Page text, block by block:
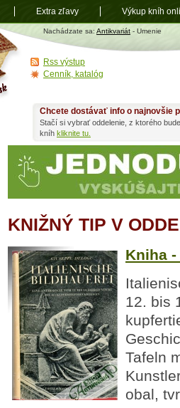
Antikvariát
shop.sk
Nachádzate sa: Antikvariát - Umenie
KNIŽNÝ TIP V
Kniha
12. bis
Tafeln
obal,
Chcete dostávať info o najnovšie
Stačí si vybrať oddelenie, z ktorého
kníh kliknite tu.
Rss výstup
Cenník, katalóg
Extra zľavy Výkup kníh